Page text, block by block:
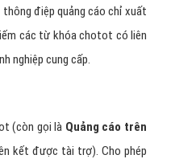
điệp quảng cáo chỉ xuất
các từ khóa chotot có liên
nghiệp cung cấp.
(còn gọi là Quảng cáo trên
kết được tài trợ). Cho phép